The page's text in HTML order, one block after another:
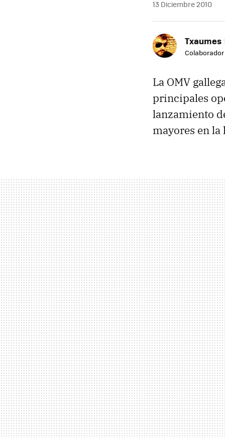
13 Diciembre 2010
Txaumes
Colaborador
La OMV
principales
lanzamiento
mayores en